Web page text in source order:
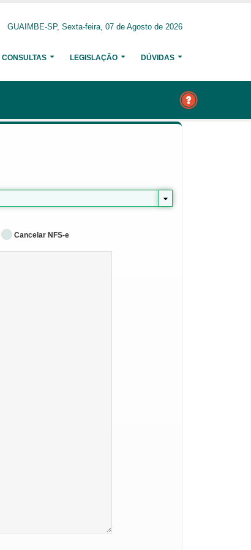
GUAIMBE-SP, Sexta-feira, 07 de Agosto de 2026
CONSULTAS LEGISLAÇÃO DÚVIDAS
Cancelar NFS-e